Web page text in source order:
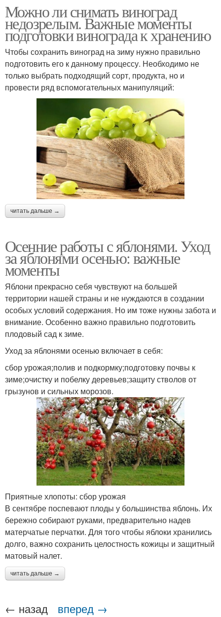
Можно ли снимать виноград
недозрелым. Важные моменты
подготовки винограда к хранению
Чтобы сохранить виноград на зиму нужно правильно
подготовить его к данному процессу. Необходимо не
только выбрать подходящий сорт, продукта, но и
провести ряд вспомогательных манипуляций:
читать дальше →
Осенние работы с яблонями. Уход
за яблонями осенью: важные
моменты
Яблони прекрасно себя чувствуют на большей
территории нашей страны и не нуждаются в создании
особых условий содержания. Но им тоже нужны забота и
внимание. Особенно важно правильно подготовить
плодовый сад к зиме.
Уход за яблонями осенью включает в себя:
сбор урожая;полив и подкормку;подготовку почвы к
зиме;очистку и побелку деревьев;защиту стволов от
грызунов и сильных морозов.
Приятные хлопоты: сбор урожая
В сентябре поспевают плоды у большинства яблонь. Их
бережно собирают руками, предварительно надев
матерчатые перчатки. Для того чтобы яблоки хранились
долго, важно сохранить целостность кожицы и защитный
матовый налет.
читать дальше →
← назад вперед →